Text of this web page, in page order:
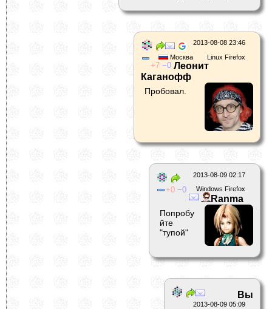
2013-08-08 23:46
Linux Firefox
Москва
7 0 Леонит
Каганофф
Пробовал.
2013-08-09 02:17
Windows Firefox
0 0
Ranma
Попробу
йте
"тупой"
2013-08-09 05:09
Вы